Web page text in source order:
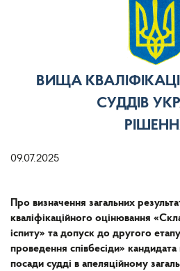
ВИЩА
СУДДІВ
09.07.2025
Про визначення загальних
кваліфікаційного оцінювання
іспиту» та допуск до другого
проведення співбесіди» кандидата
посади судді в апеляційному